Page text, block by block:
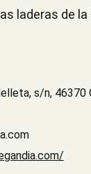
laderas de
s/n, 46370